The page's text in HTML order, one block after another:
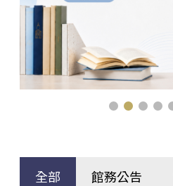
全部 館務公告